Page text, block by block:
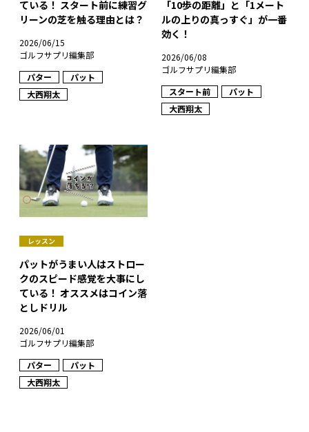
ている！ スタート前に練習グ
リーンの芝を触る理由とは？
2026/06/15
ゴルフサプリ編集部
パター
パット
大西翔太
「10歩の距離」と「1メート
ルの上りの真っすぐ」が一番
効く！
2026/06/08
ゴルフサプリ編集部
スタート前
パット
大西翔太
レッスン
パットがうまい人はストロー
クのスピード感覚を大事にし
ている！ オススメはコイン落
としドリル
2026/06/01
ゴルフサプリ編集部
パター
パット
大西翔太